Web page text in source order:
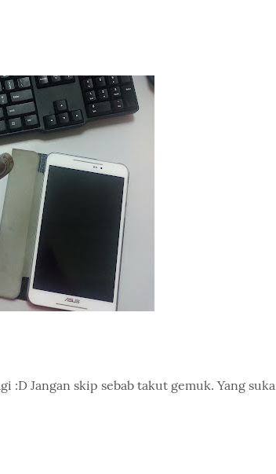
:D Jangan skip sebab takut gemuk. Yang suka